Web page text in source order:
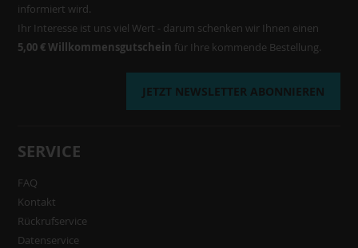
informiert wird.
Ihr Interesse ist uns viel Wert - darum schenken wir Ihnen einen
5,00 € Willkommensgutschein für Ihre kommende Bestellung.
JETZT NEWSLETTER ABONNIEREN
SERVICE
FAQ
Kontakt
Rückrufservice
Datenservice